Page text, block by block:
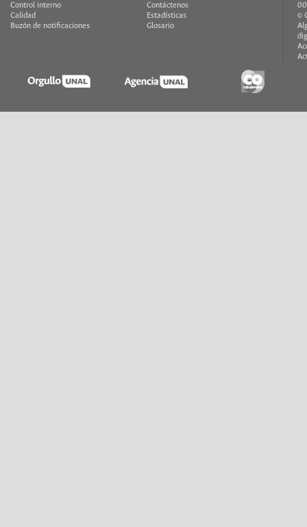
Control interno
Calidad
Buzón de notificaciones
Contáctenos
Estadísticas
Glosario
©